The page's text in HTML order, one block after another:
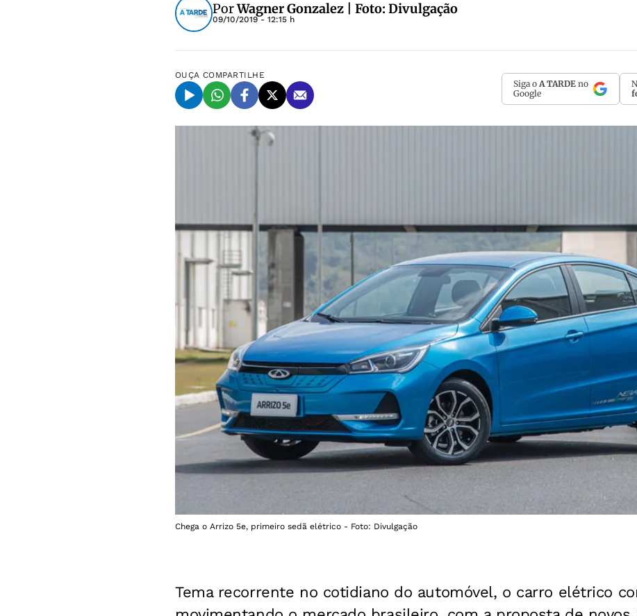
PorWagner Gonzalez | Foto: Divulgação
09/10/2019 - 12:15 h
OUÇA COMPARTILHE
Siga o A TARDE no
Google
Chega o Arrizo 5e, primeiro sedã elétrico - Foto: Divulgação
Tema recorrente no cotidiano do automóvel, o carro elétrico